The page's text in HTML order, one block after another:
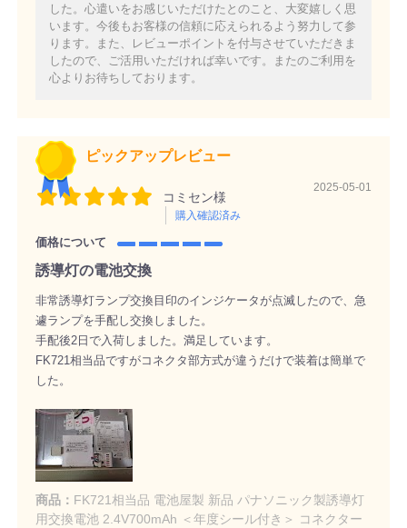
した。心遣いをお感じいただけたとのこと、大変嬉しく思
います。今後もお客様の信頼に応えられるよう努力して参
ります。また、レビューポイントを付与させていただきま
したので、ご活用いただければ幸いです。またのご利用を
心よりお待ちしております。
ピックアップレビュー
コミセン様
購入確認済み
2025-05-01
価格について
誘導灯の電池交換
非常誘導灯ランプ交換目印のインジケータが点滅したので、急
遽ランプを手配し交換しました。
手配後2日で入荷しました。満足しています。
FK721相当品ですがコネクタ部方式が違うだけで装着は簡単で
した。
商品： FK721相当品 電池屋製 新品 パナソニック製誘導灯
用交換電池 2.4V700mAh ＜年度シール付き＞ コネクター